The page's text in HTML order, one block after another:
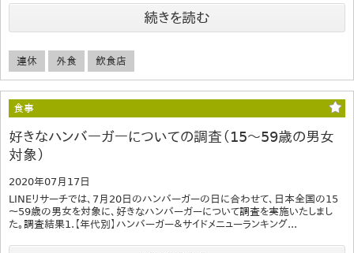
続きを読む
連休 外食 飲食店
食事
好きなハンバーガーについての調査（15～59歳の男女
対象）
2020年07月17日
LINEリサーチでは、7月20日のハンバーガーの日に合わせて、日本全国の15
～59歳の男女を対象に、好きなハンバーガーについて調査を実施いたしまし
た。調査結果1.【年代別】ハンバーガー＆サイドメニューランキング...